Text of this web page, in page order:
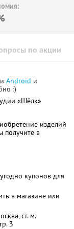
по акции
Android и
:)
«Шёлк»
изделий
получите в
купонов для
в магазине или
ст. м.
3